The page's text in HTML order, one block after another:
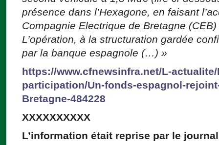
présence dans l’Hexagone, en faisant
Compagnie Electrique de Bretagne
L’opération, à la structuration gardée
par la banque espagnole (…) »
https://www.cfnewsinfra.net/L-actualite/
participation/Un-fonds-espagnol-
Bretagne-484228
XXXXXXXXXX
L’information était reprise par le